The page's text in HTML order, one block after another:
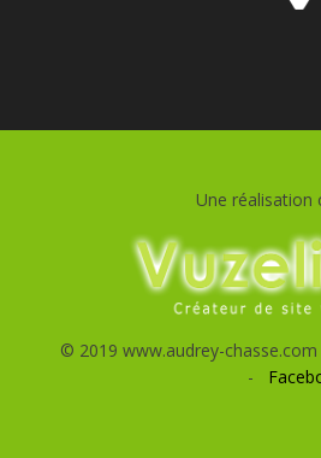
Une réalisation
© 2019 www.audrey-chasse.com
-